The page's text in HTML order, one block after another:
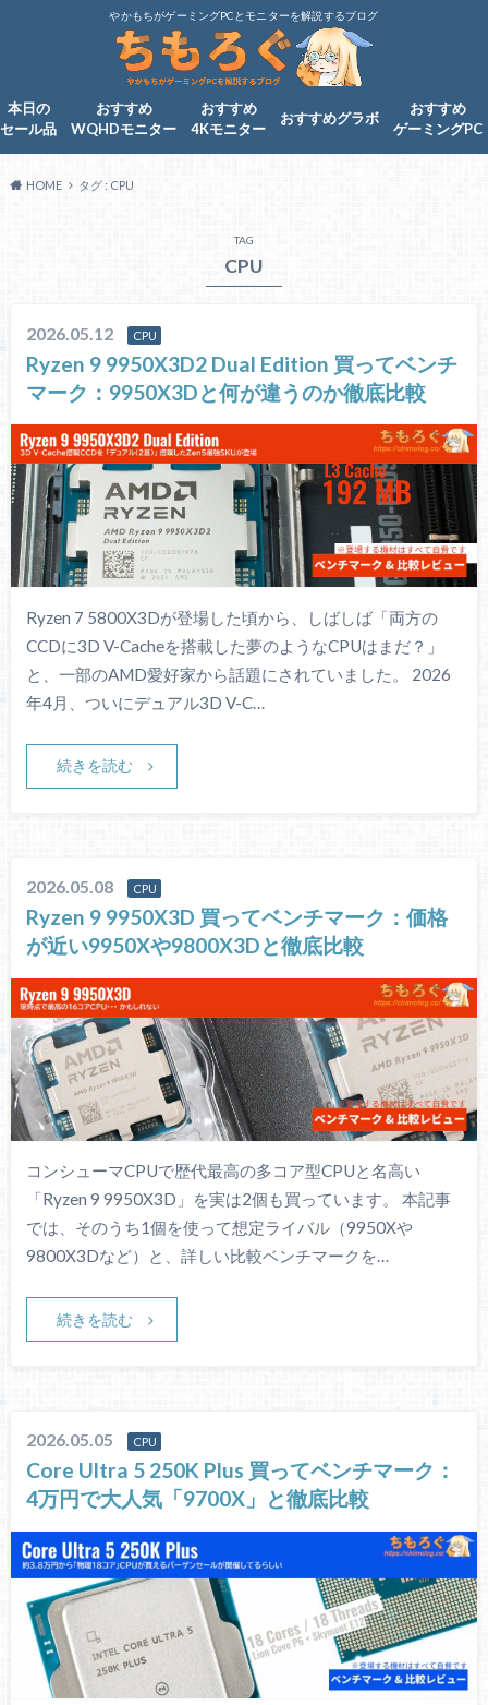
やかもちがゲーミングPCとモニターを解説するブログ
本日の
セール品
おすすめ
WQHDモニター
おすすめ
4Kモニター
おすすめグラボ
おすすめ
ゲーミングPC
HOME タグ : CPU
TAG
CPU
2026.05.12 CPU
Ryzen 9 9950X3D2 Dual Edition 買ってベンチ
マーク：9950X3Dと何が違うのか徹底比較
Ryzen 7 5800X3Dが登場した頃から、しばしば「両方の
CCDに3D V-Cacheを搭載した夢のようなCPUはまだ？」
と、一部のAMD愛好家から話題にされていました。 2026
年4月、ついにデュアル3D V-C…
続きを読む
2026.05.08 CPU
Ryzen 9 9950X3D 買ってベンチマーク：価格
が近い9950Xや9800X3Dと徹底比較
コンシューマCPUで歴代最高の多コア型CPUと名高い
「Ryzen 9 9950X3D」を実は2個も買っています。 本記事
では、そのうち1個を使って想定ライバル（9950Xや
9800X3Dなど）と、詳しい比較ベンチマークを…
続きを読む
2026.05.05 CPU
Core Ultra 5 250K Plus 買ってベンチマーク：
4万円で大人気「9700X」と徹底比較